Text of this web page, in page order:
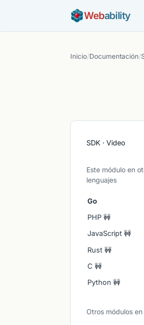
Webability
Inicio/Documentación/
SDK · Video
Este módulo en
lenguajes
Go
PHP 🚧
JavaScript 🚧
Rust 🚧
C 🚧
Python 🚧
Otros módulos en